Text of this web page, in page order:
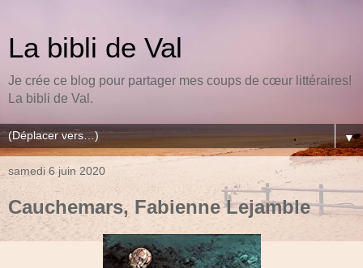
La bibli de Val
Je crée ce blog pour partager mes coups de cœur littéraires!
La bibli de Val.
▼
samedi 6 juin 2020
Cauchemars, Fabienne Lejamble